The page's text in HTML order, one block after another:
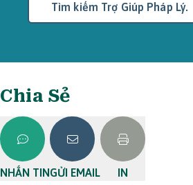
Tìm kiếm Trợ Giúp Pháp Lý.
Chia Sẻ
NHẮN TINGỬI EMAIL IN